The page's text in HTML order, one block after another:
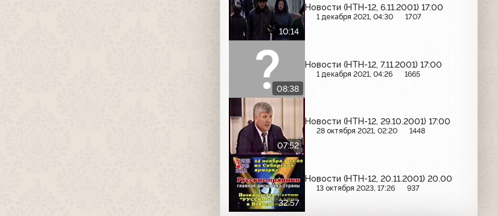
10:14
Новости (НТН-12, 6.11.2001) 17:00
1 декабря 2021, 04:30 1707
08:38
Новости (НТН-12, 7.11.2001) 17:00
1 декабря 2021, 04:26 1665
07:52
Новости (НТН-12, 29.10.2001) 17:00
28 октября 2021, 02:20 1448
32:57
Новости (НТН-12, 20.11.2001) 20.00
13 октября 2023, 17:26 937